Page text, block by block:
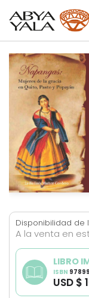
Skip
to
the
images
gallery
to
the
beginning
of
the
images
gallery
Disponibilidad de
A la venta en
LIBRO
ISBN
USD $